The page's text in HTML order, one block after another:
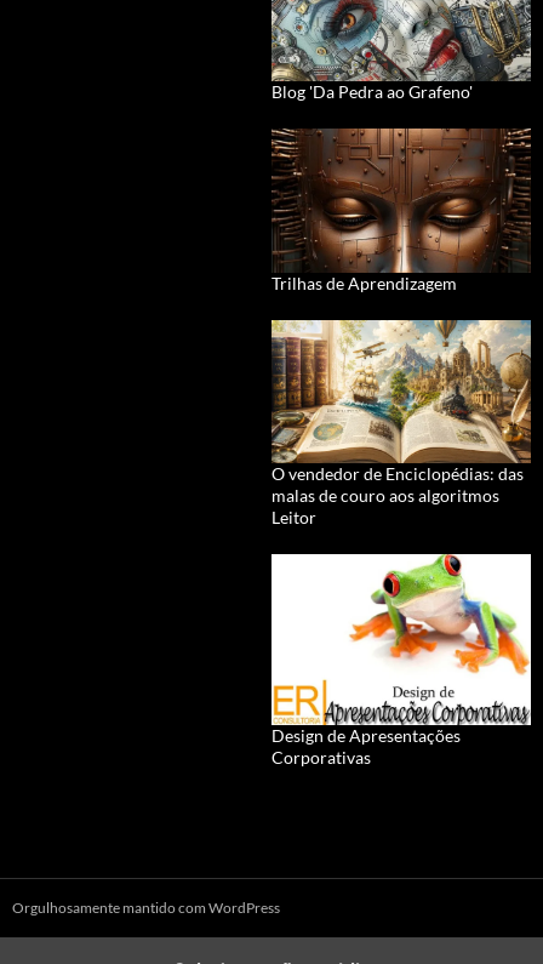
Blog 'Da Pedra ao Grafeno'
Trilhas de Aprendizagem
O vendedor de Enciclopédias: das
malas de couro aos algoritmos
Leitor
Design de Apresentações
Corporativas
Orgulhosamente mantido com WordPress